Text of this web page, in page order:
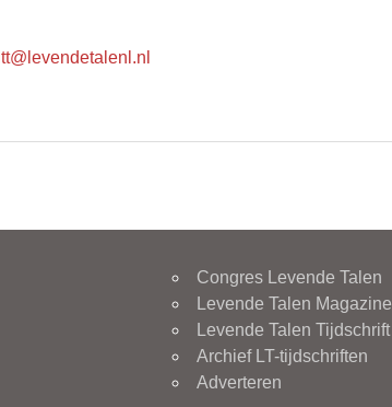
ltt@levendetalenl.nl
Congres Levende Talen
Levende Talen Magazine
Levende Talen Tijdschrift
Archief LT-tijdschriften
Adverteren